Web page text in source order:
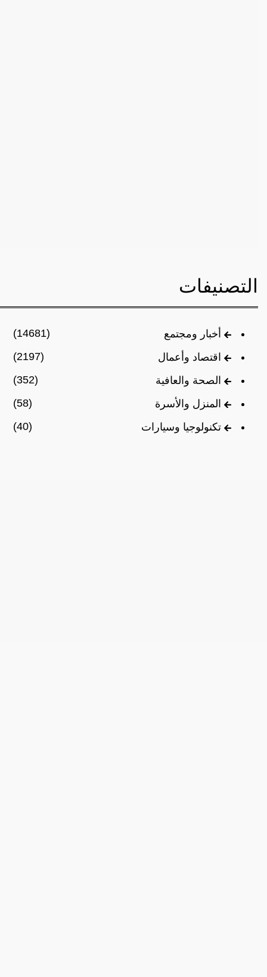
التصنيفات
أخبار ومجتمع
(14681)
اقتصاد وأعمال
(2197)
الصحة والعافية
(352)
المنزل والأسرة
(58)
تكنولوجيا وسيارات
(40)